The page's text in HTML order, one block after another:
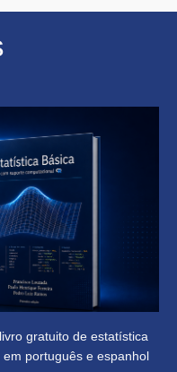
gratuito de estatística
português e espanhol